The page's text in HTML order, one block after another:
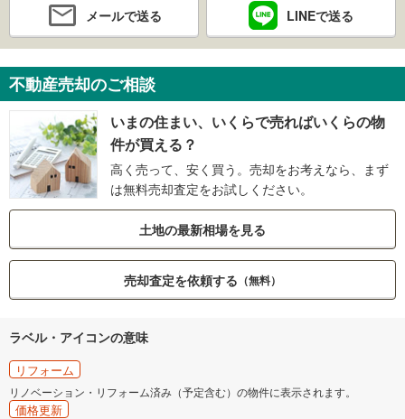
メールで送る LINEで送る
不動産売却のご相談
いまの住まい、いくらで売ればいくらの物
件が買える？
高く売って、安く買う。売却をお考えなら、まず
は無料売却査定をお試しください。
土地の最新相場を見る
売却査定を依頼する （無料）
ラベル・アイコンの意味
リフォーム
リノベーション・リフォーム済み（予定含む）の物件に表示されます。
価格更新